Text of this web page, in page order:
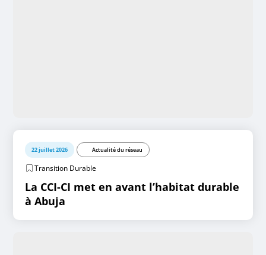
22 juillet 2026 Actualité du réseau
Transition Durable
La CCI-CI met en avant l’habitat durable
à Abuja